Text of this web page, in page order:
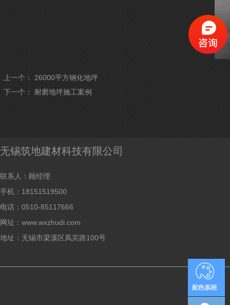
上一个： 26000平方钢化地坪
下一个： 耐磨地坪施工案例
无锡筑地建材科技有限公司
联系人：顾经理
手机：18151519500
电话：0510-85117666
网址：www.wxzhudi.com
地址：无锡市梁溪区凤宾路100号